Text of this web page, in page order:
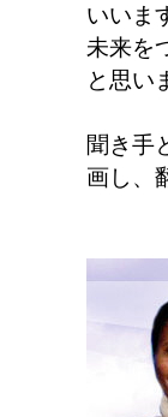
いいま
未来を
と思い
聞き手
画し、